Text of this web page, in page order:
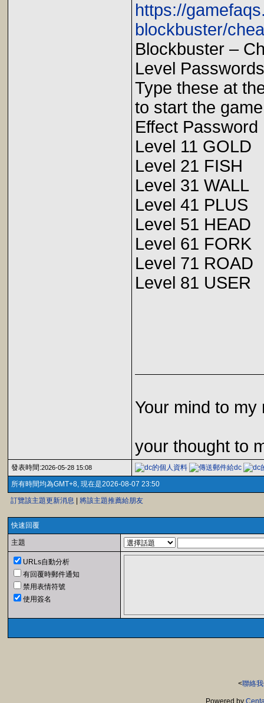
https://
blockbuster/
Blockbuster –
Level
Type these at
to start the
Effect Password
Level 11 GOLD
Level 21 FISH
Level 31 WALL
Level 41 PLUS
Level 51 HEAD
Level 61 FORK
Level 71 ROAD
Level 81 USER
Your mind to my
your thought to
發表時間:2026-05-28 15:08
所有時間均為GMT+8, 現在是2026-08-07 23:50
訂覽該主題更新消息
將該主題推薦給朋友
快速回覆
主題
URLs自動分析
有回覆時郵件通知
禁用表情符號
使用簽名
<聯絡
Powered by